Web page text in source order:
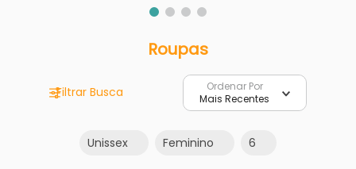
Roupas
Ordenar Por
Mais Recentes
Unissex Feminino 6